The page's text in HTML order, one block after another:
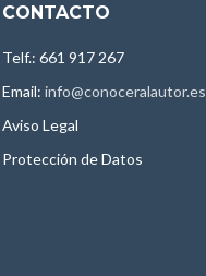
CONTACTO
Telf.: 661 917 267
Email: info@conoceralautor.es
Aviso Legal
Protección de Datos